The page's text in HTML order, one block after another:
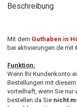
Beschreibung
Mit dem Guthaben in
bei aktivierungen.de mit
Funktion:
Wenn Ihr Kundenkonto
Bestellungen mit
vorteilhaft, wenn Sie nur
bestellen da Sie nicht